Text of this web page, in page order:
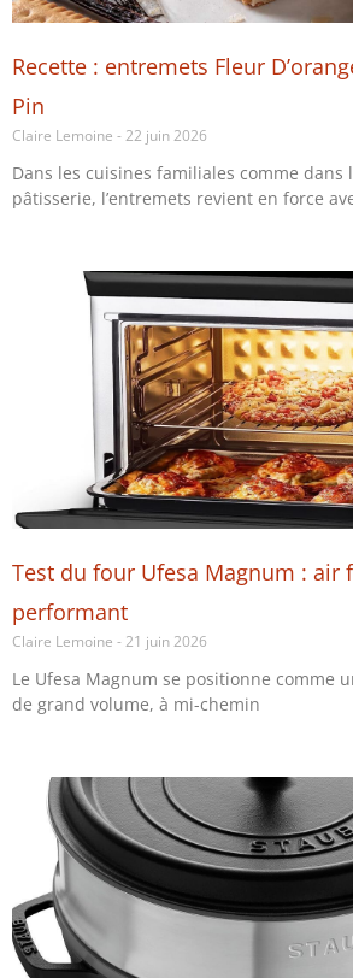
Recette : entremets Fleur
Pin
Claire Lemoine 22 juin 2026
Dans les cuisines familiales comme dans
pâtisserie, l’entremets revient en force
Test du four Ufesa Magnum : air
performant
Claire Lemoine 21 juin 2026
Le Ufesa Magnum se positionne comme
de grand volume, à mi-chemin